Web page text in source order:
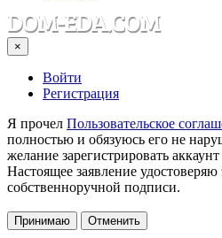
×
Войти
Регистрация
Я прочел Пользовательское
полностью и обязуюсь его не
желание зарегистрировать
Настоящее заявление
собственноручной подписи.
Принимаю Отменить